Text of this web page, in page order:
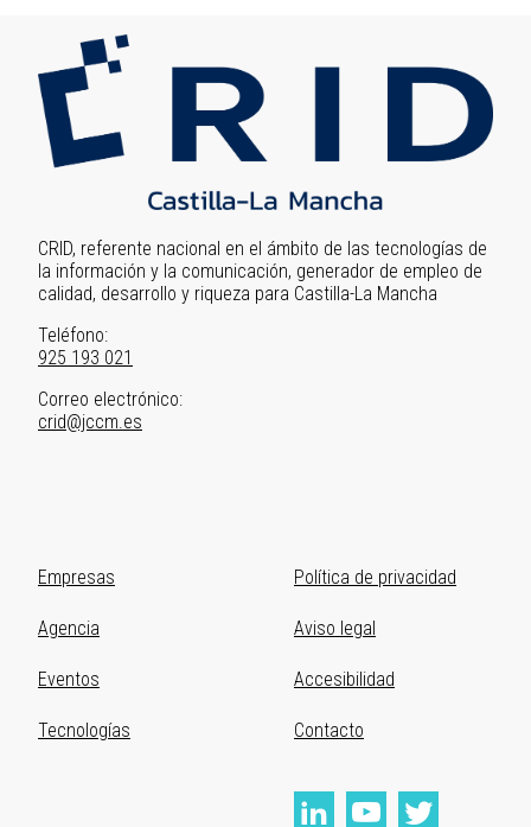
Image
CRID, referente nacional en el ámbito de las tecnologías de
la información y la comunicación, generador de empleo de
calidad, desarrollo y riqueza para Castilla-La Mancha
Teléfono:
925 193 021
Correo electrónico:
crid@jccm.es
Primer
menú
del
pie
Empresas
Agencia
Eventos
Tecnologías
Segundo
menú
del
pie
Política de privacidad
Aviso legal
Accesibilidad
Contacto
Redes